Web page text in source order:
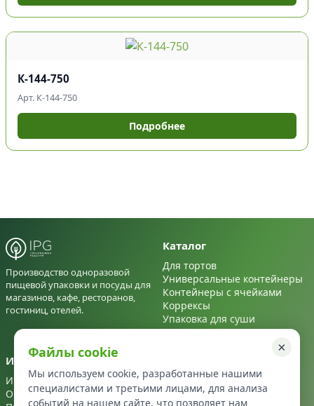
К-144-750
Арт. К-144-750
Подробнее
Производство одноразовой
пищевой упаковки и посуды для
магазинов, кафе, ресторанов,
гостиниц, отелей.
Каталог
Для тортов
Универсальные контейнеры
Контейнеры с ячейками
Коррексы
Упаковка для суши
Для салатов
Информация
Информация
О нас
+7 495 122 22 72
info@ipg-upakovka.ru
×
Файлы cookie
Мы используем cookie, разработанные нашими
специалистами и третьими лицами, для анализа
событий на нашем сайте, что позволяет нам